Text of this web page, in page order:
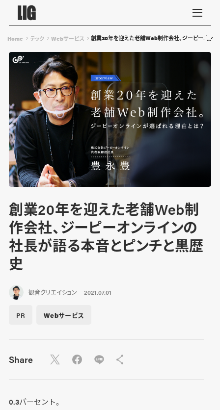
Home テック Webサービス 創業20年を迎えた老舗Web制作会社、ジーピーオンラ
創業20年を迎えた老舗Web制
作会社、ジーピーオンラインの
社長が語る本音とピンチと黒歴
史
観音クリエイション 2021.07.01
PR Webサービス
Share
0.3パーセント。